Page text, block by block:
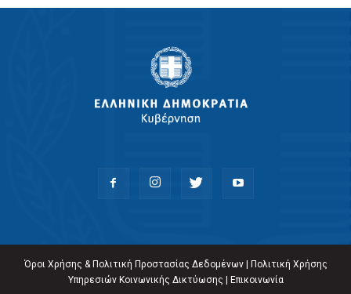
Όροι Χρήσης & Πολιτική Προστασίας Δεδομένων|
Πολιτική Χρήσης
Υπηρεσιών Κοινωνικής Δικτύωσης
Επικοινωνία